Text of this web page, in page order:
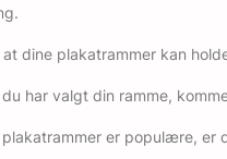
at dine plakatrammer kan
du har valgt din ramme,
er populære, er